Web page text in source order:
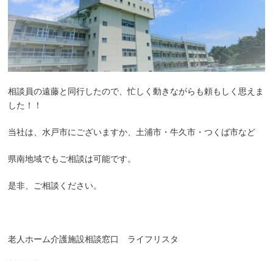
相談員の遠藤と同行したので、忙しく動きながらも頼もしく思えま
した！！
当社は、水戸市にございますか、土浦市・牛久市・つくば市など
県南地域でもご相談は可能です。
是非、ご相談ください。
老人ホーム介護施設相談窓口 ライフリスタ